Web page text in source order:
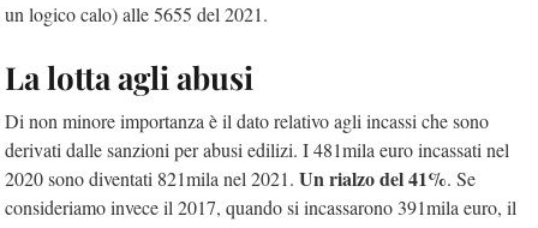
un logico calo) alle 5655 del 2021.
La lotta agli abusi
Di non minore importanza è il dato relativo agli incassi che sono
derivati dalle sanzioni per abusi edilizi. I 481mila euro incassati nel
2020 sono diventati 821mila nel 2021. Un rialzo del 41%. Se
consideriamo invece il 2017, quando si incassarono 391mila euro, il